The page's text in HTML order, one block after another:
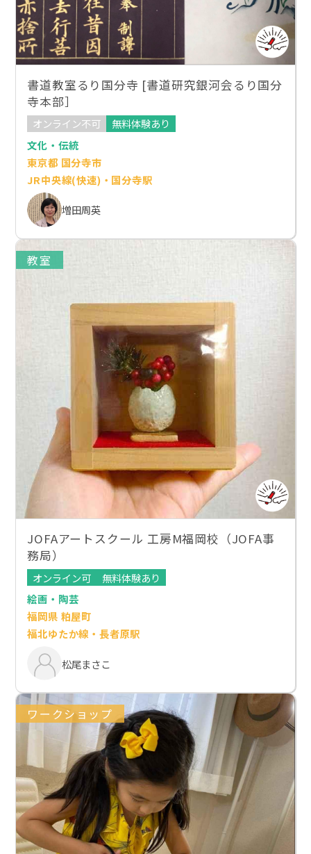
書道教室るり国分寺 [書道研究銀河会るり国分
寺本部］
オンライン不可
無料体験あり
文化・伝統
東京都 国分寺市
JR中央線(快速)・国分寺駅
増田周英
教室
JOFAアートスクール 工房M福岡校（JOFA事
務局）
オンライン可
無料体験あり
絵画・陶芸
福岡県 粕屋町
福北ゆたか線・長者原駅
松尾まさこ
ワークショップ